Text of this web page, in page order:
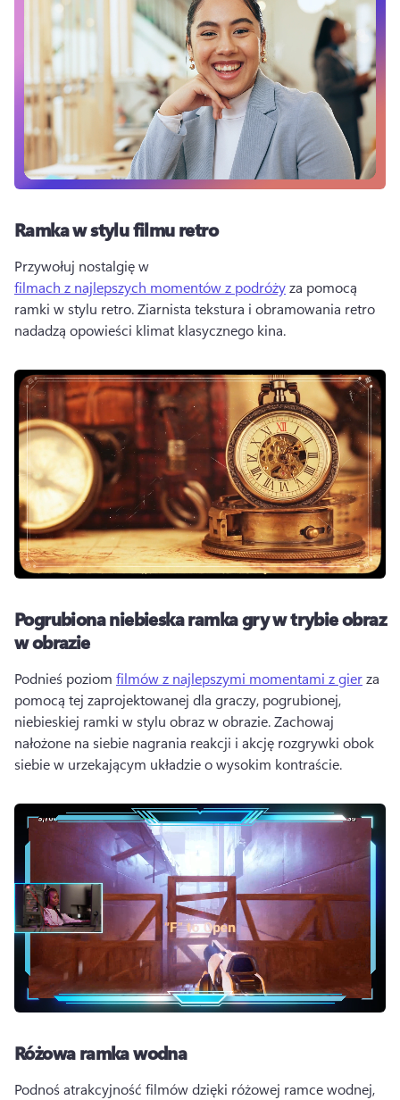
Ramka w stylu filmu retro
Przywołuj nostalgię w
filmach z najlepszych momentów z podróży za pomocą
ramki w stylu retro. Ziarnista tekstura i obramowania retro
nadadzą opowieści klimat klasycznego kina.
Pogrubiona niebieska ramka gry w trybie obraz
w obrazie
Podnieś poziom filmów z najlepszymi momentami z gier za
pomocą tej zaprojektowanej dla graczy, pogrubionej,
niebieskiej ramki w stylu obraz w obrazie. Zachowaj
nałożone na siebie nagrania reakcji i akcję rozgrywki obok
siebie w urzekającym układzie o wysokim kontraście.
Różowa ramka wodna
Podnoś atrakcyjność filmów dzięki różowej ramce wodnej,